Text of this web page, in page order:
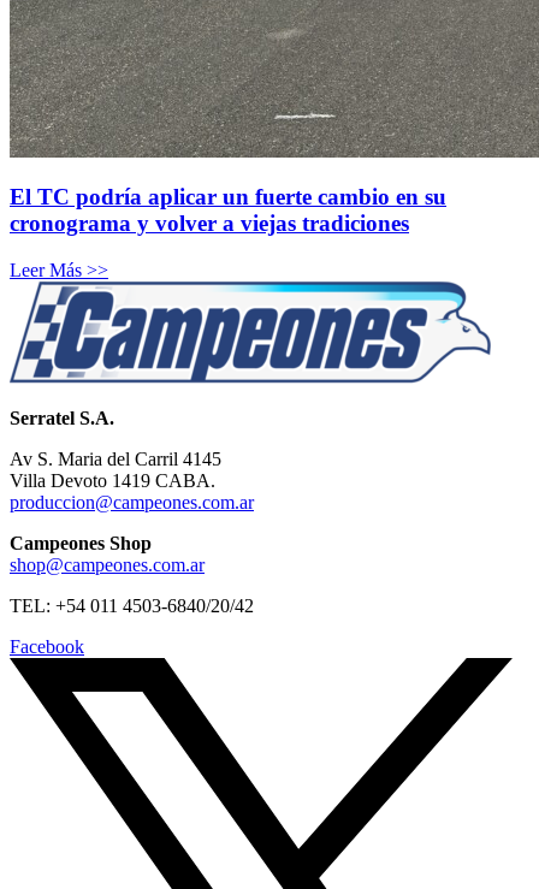
El TC podría aplicar un fuerte cambio en su
cronograma y volver a viejas tradiciones
Leer Más >>
Serratel S.A.
Av S. Maria del Carril 4145
Villa Devoto 1419 CABA.
produccion@campeones.com.ar
Campeones Shop
shop@campeones.com.ar
TEL: +54 011 4503-6840/20/42
Facebook